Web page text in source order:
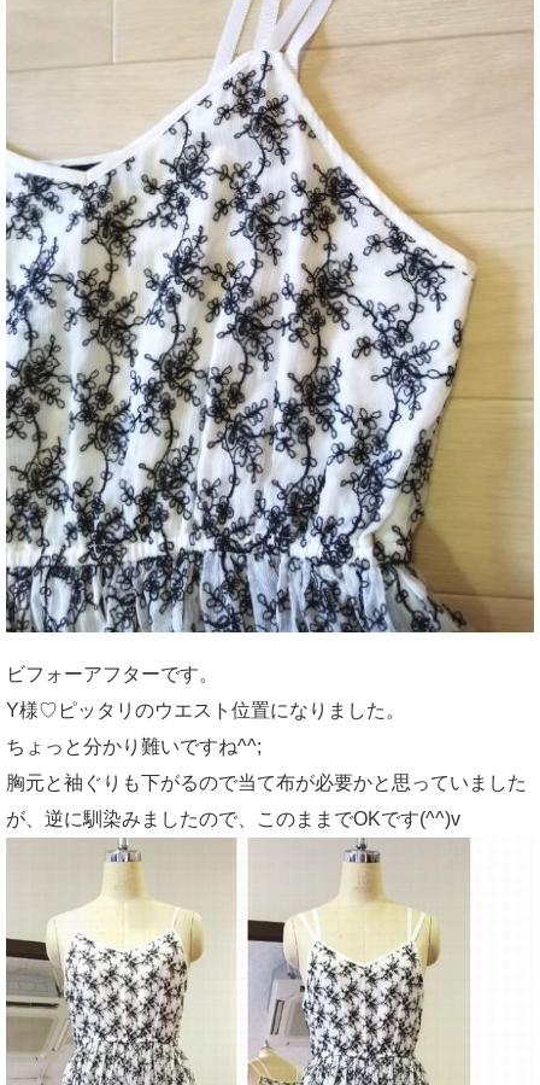
ビフォーアフターです。
Y様♡ピッタリのウエスト位置になりました。
ちょっと分かり難いですね^^;
胸元と袖ぐりも下がるので当て布が必要かと思っていました
が、逆に馴染みましたので、このままでOKです(^^)v